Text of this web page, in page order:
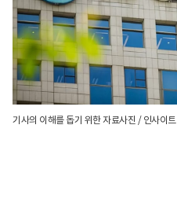
기사의 이해를 돕기 위한 자료사진 / 인사이트